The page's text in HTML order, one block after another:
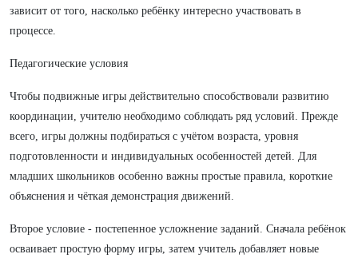
зависит от того, насколько ребёнку интересно участвовать в
процессе.
Педагогические условия
Чтобы подвижные игры действительно способствовали развитию
координации, учителю необходимо соблюдать ряд условий. Прежде
всего, игры должны подбираться с учётом возраста, уровня
подготовленности и индивидуальных особенностей детей. Для
младших школьников особенно важны простые правила, короткие
объяснения и чёткая демонстрация движений.
Второе условие - постепенное усложнение заданий. Сначала ребёнок
осваивает простую форму игры, затем учитель добавляет новые